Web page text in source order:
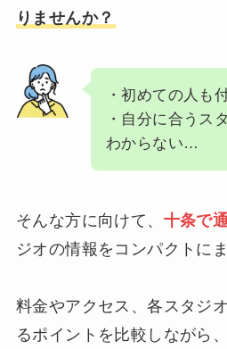
りませんか？
・初めての人も
・自分に合うス
わからない…
そんな方に向けて、 十条で
ジオの情報をコンパクトに
料金やアクセス、各スタジ
るポイントを比較しながら、